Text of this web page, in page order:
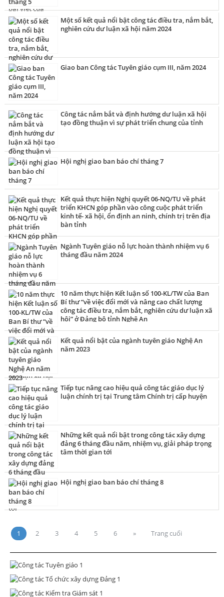
Một số kết quả nổi bật công tác điều tra, nắm bắt,
nghiên cứu dư luận xã hội năm 2024
Giao ban Công tác Tuyên giáo cụm III, năm 2024
Công tác nắm bắt và định hướng dư luận xã hội
tạo đồng thuận vì sự phát triển chung của tỉnh
Hội nghị giao ban báo chí tháng 7
Kết quả thực hiện Nghị quyết 06-NQ/TU về phát
triển KHCN góp phần vào công cuộc phát triển
kinh tế- xã hội, ổn định an ninh, chính trị trên địa
bàn tỉnh
Ngành Tuyên giáo nỗ lực hoàn thành nhiệm vụ 6
tháng đầu năm 2024
10 năm thực hiện Kết luận số 100-KL/TW của Ban
Bí thư “về việc đổi mới và nâng cao chất lượng
công tác điều tra, nắm bắt, nghiên cứu dư luận xã
hội” ở Đảng bộ tỉnh Nghệ An
Kết quả nổi bật của ngành tuyên giáo Nghệ An
năm 2023
Tiếp tục nâng cao hiệu quả công tác giáo dục lý
luận chính trị tại Trung tâm Chính trị cấp huyện
Những kết quả nổi bật trong công tác xây dựng
đảng 6 tháng đầu năm, nhiệm vụ, giải pháp trọng
tâm thời gian tới
Hội nghị giao ban báo chí tháng 8
1 2 3 4 5 6 » Trang cuối